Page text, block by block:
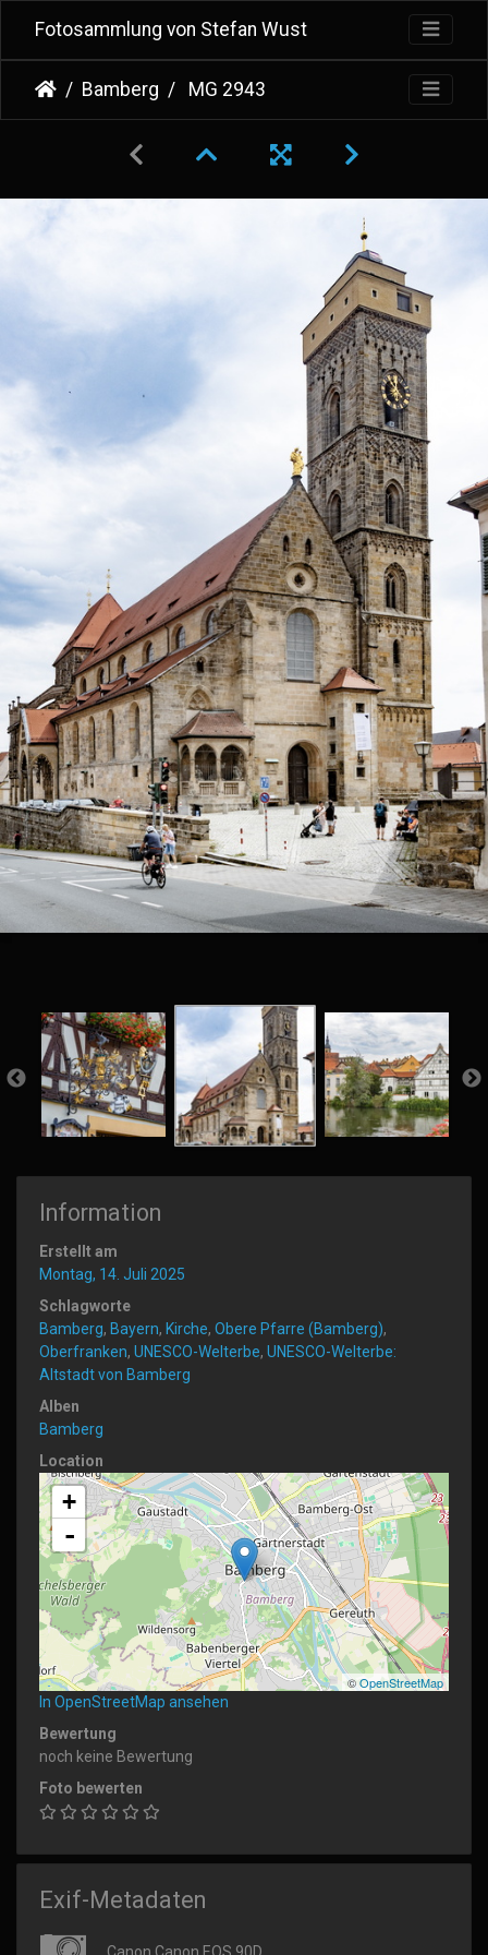
Fotosammlung von Stefan Wust
Bamberg MG 2943
Information
Erstellt am
Montag, 14. Juli 2025
Schlagworte
Bamberg, Bayern, Kirche, Obere Pfarre (Bamberg),
Oberfranken, UNESCO-Welterbe, UNESCO-Welterbe:
Altstadt von Bamberg
Alben
Bamberg
Location
+
-
©OpenStreetMap
In OpenStreetMap ansehen
Bewertung
noch keine Bewertung
Foto bewerten
Exif-Metadaten